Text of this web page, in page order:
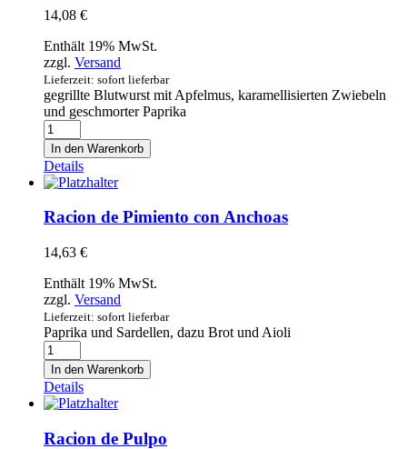
14,08 €
Enthält 19% MwSt.
zzgl. Versand
Lieferzeit: sofort lieferbar
gegrillte Blutwurst mit Apfelmus, karamellisierten Zwiebeln
und geschmorter Paprika
Racion
de
Morcilla
de
Burgos
Menge
In den Warenkorb
Details
Racion de Pimiento con Anchoas
14,63 €
Enthält 19% MwSt.
zzgl. Versand
Lieferzeit: sofort lieferbar
Paprika und Sardellen, dazu Brot und Aioli
Racion
de
Pimiento
con
Anchoas
Menge
In den Warenkorb
Details
Racion de Pulpo